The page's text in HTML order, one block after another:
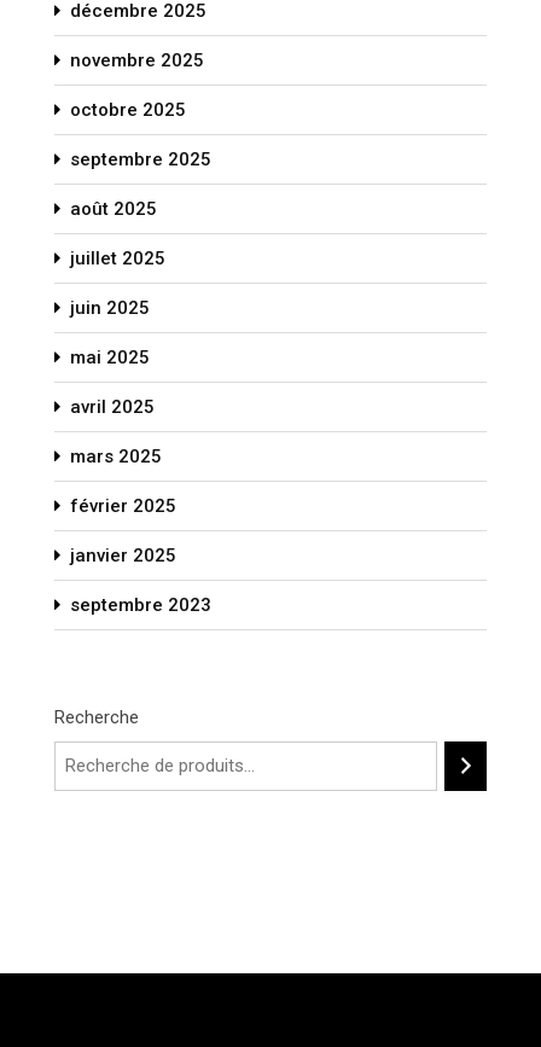
décembre 2025
novembre 2025
octobre 2025
septembre 2025
août 2025
juillet 2025
juin 2025
mai 2025
avril 2025
mars 2025
février 2025
janvier 2025
septembre 2023
Recherche